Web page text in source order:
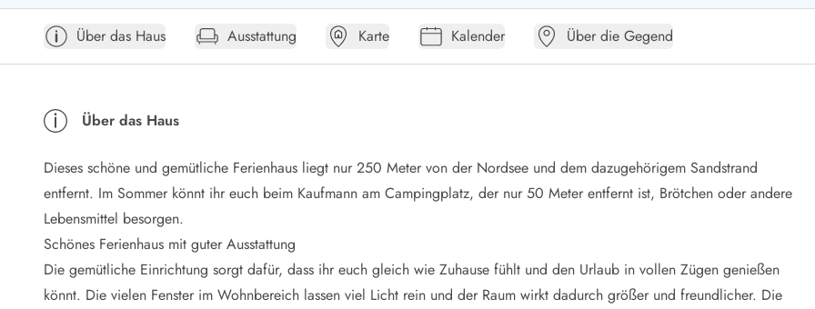
Öffnungszeiten
Anreise
Ferienhaus ABC
Häufige Fragen zur Buchung
Verleihservice
Reisescheckliste
Endreinigung
Gutschein
Frühbucher
Mietbedingungen
Über das Haus Ausstattung Karte Kalender Über die Gegend
Über das Haus
Dieses schöne und gemütliche Ferienhaus liegt nur 250 Meter von der Nordsee und dem dazugehörigem Sandstrand
entfernt. Im Sommer könnt ihr euch beim Kaufmann am Campingplatz, der nur 50 Meter entfernt ist, Brötchen oder andere
Lebensmittel besorgen.
Schönes Ferienhaus mit guter Ausstattung
Die gemütliche Einrichtung sorgt dafür, dass ihr euch gleich wie Zuhause fühlt und den Urlaub in vollen Zügen genießen
könnt. Die vielen Fenster im Wohnbereich lassen viel Licht rein und der Raum wirkt dadurch größer und freundlicher. Die